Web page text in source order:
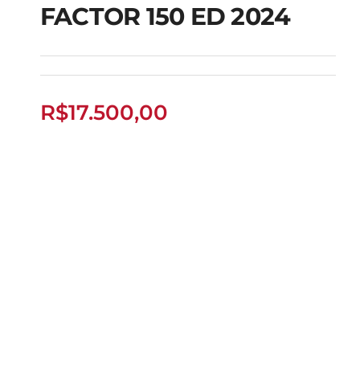
FACTOR 150 ED 2024
FACTOR 150 ED 2024
R$17.500,00